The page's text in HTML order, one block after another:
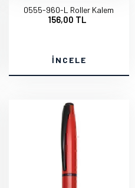
0555-960-L Roller Kalem
156,00 TL
İNCELE